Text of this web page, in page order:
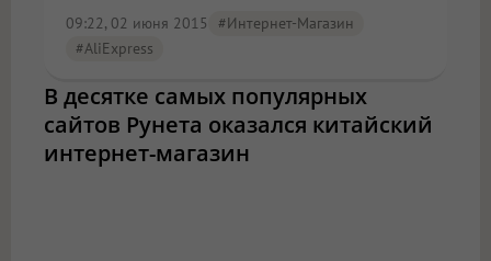
09:22, 02 июня 2015
#интернет-Магазин
#AliExpress
В десятке самых популярных
сайтов Рунета оказался китайский
интернет-магазин